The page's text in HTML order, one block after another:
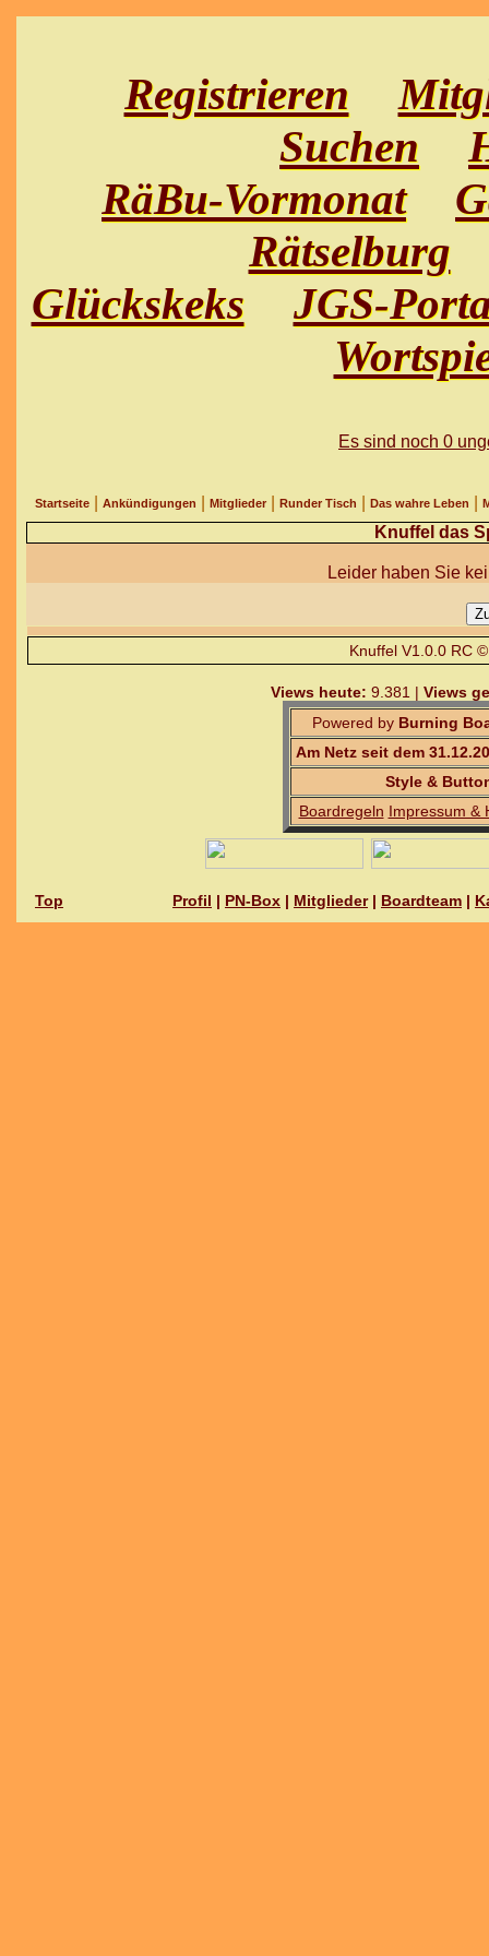
Registrieren
Suchen
RäBu-Vormonat
Rätselburg
Glückskeks
JGS-
Es sind noch 0
Startseite Ankündigungen Mitglieder Runder Tisch Das wahre Leben
Knuffel das
Leider haben Sie
Knuffel V1.0.0 RC
Views heute: 9.381 | Views
Powered by Burning
Am Netz seit dem
Style &
Boardregeln Impressum &
Top Profil | PN-Box | Mitglieder| Boardteam |